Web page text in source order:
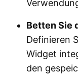
Betten Sie
Definieren
Widget
den